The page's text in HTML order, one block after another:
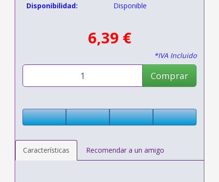
Disponibilidad:
Disponible
6,39 €
*IVA Incluido
Comprar
Características Recomendar a un amigo